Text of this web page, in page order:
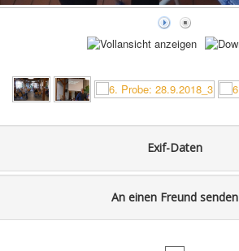
Exif-Daten
An einen Freund senden